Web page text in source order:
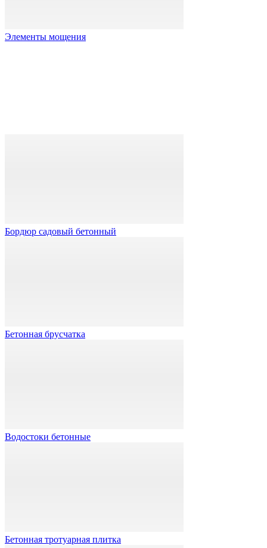
Элементы мощения
Бордюр садовый бетонный
Бетонная брусчатка
Водостоки бетонные
Бетонная тротуарная плитка